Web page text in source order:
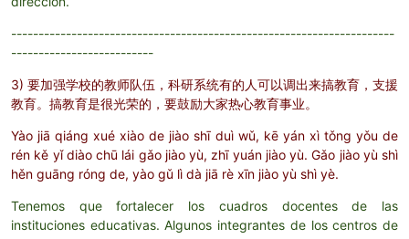
----------------------------------------------------------------------
--------------------------
3) 要加强学校的教师队伍，科研系统有的人可以调出来搞教育，支援
教育。搞教育是很光荣的，要鼓励大家热心教育事业。
Yào jiā qiáng xué xiào de jiào shī duì wǔ, kē yán xì tǒng yǒu de
rén kě yǐ diào chū lái gǎo jiào yù, zhī yuán jiào yù. Gǎo jiào yù shì
hěn guāng róng de, yào gǔ lì dà jiā rè xīn jiào yù shì yè.
Tenemos que fortalecer los cuadros docentes de las
instituciones educativas. Algunos integrantes de los centros de